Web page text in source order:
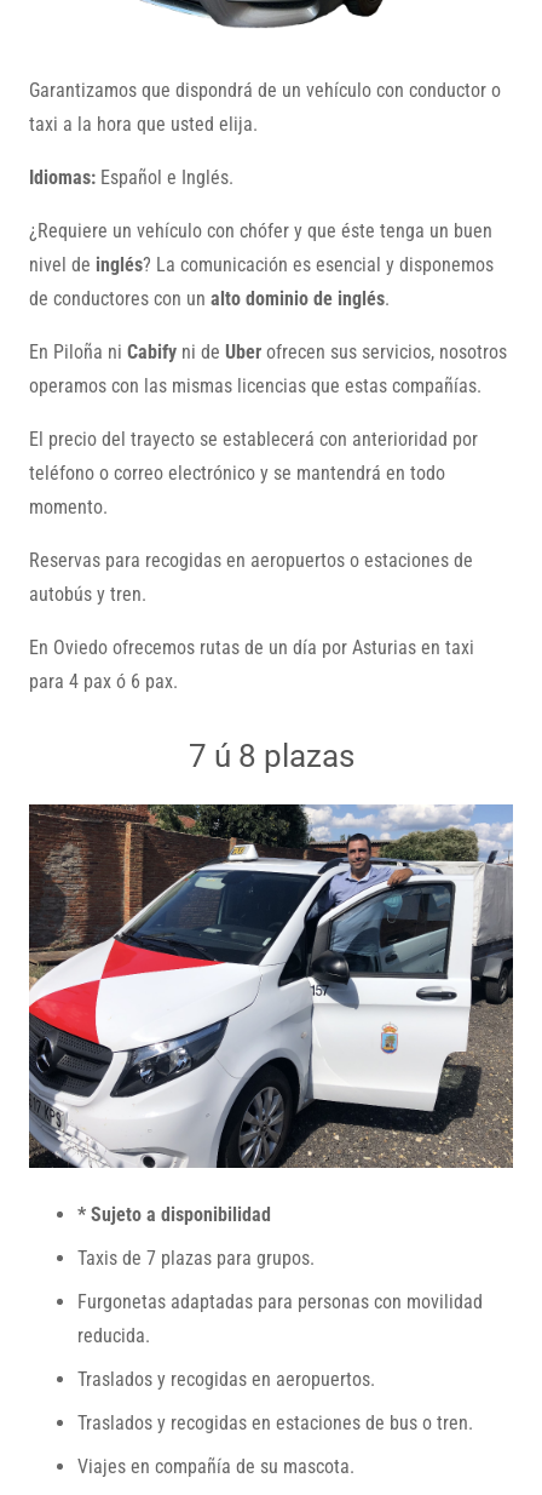
Garantizamos que dispondrá de un vehículo con conductor o
taxi a la hora que usted elija.
Idiomas: Español e Inglés.
¿Requiere un vehículo con chófer y que éste tenga un buen
nivel de inglés? La comunicación es esencial y disponemos
de conductores con un alto dominio de inglés.
En Piloña ni Cabify ni de Uber ofrecen sus servicios, nosotros
operamos con las mismas licencias que estas compañías.
El precio del trayecto se establecerá con anterioridad por
teléfono o correo electrónico y se mantendrá en todo
momento.
Reservas para recogidas en aeropuertos o estaciones de
autobús y tren.
En Oviedo ofrecemos rutas de un día por Asturias en taxi
para 4 pax ó 6 pax.
7 ú 8 plazas
* Sujeto a disponibilidad
Taxis de 7 plazas para grupos.
Furgonetas adaptadas para personas con movilidad
reducida.
Traslados y recogidas en aeropuertos.
Traslados y recogidas en estaciones de bus o tren.
Viajes en compañía de su mascota.